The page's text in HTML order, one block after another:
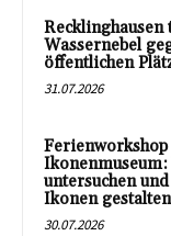
Recklinghausen
Wassernebel
öffentlichen
31.07.2026
untersuchen
Ikonen gestalten
30.07.2026